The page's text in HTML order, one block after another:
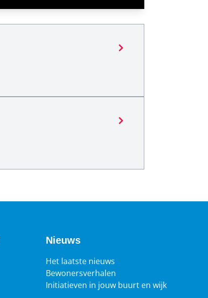
Nieuws
Het laatste nieuws
Bewonersverhalen
Initiatieven in jouw buurt en wijk